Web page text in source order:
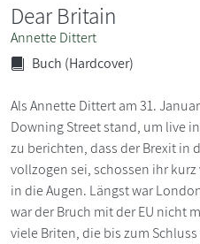
Dear Britain
Annette Dittert
Buch (Hardcover)
Als Annette Dittert am 31.
Downing Street stand, um live
zu berichten, dass der Brexit in
vollzogen sei, schossen ihr
in die Augen. Längst war
war der Bruch mit der EU nicht
viele Briten, die bis zum